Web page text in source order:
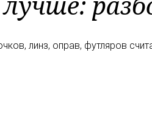
линз, оправ, футляров